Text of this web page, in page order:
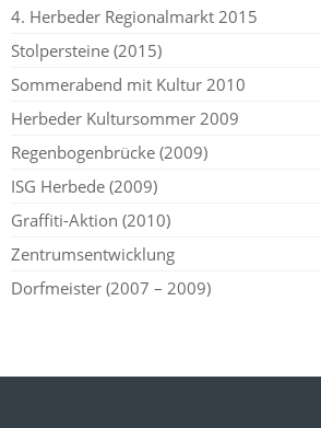
4. Herbeder Regionalmarkt 2015
Stolpersteine (2015)
Sommerabend mit Kultur 2010
Herbeder Kultursommer 2009
Regenbogenbrücke (2009)
ISG Herbede (2009)
Graffiti-Aktion (2010)
Zentrumsentwicklung
Dorfmeister (2007 – 2009)